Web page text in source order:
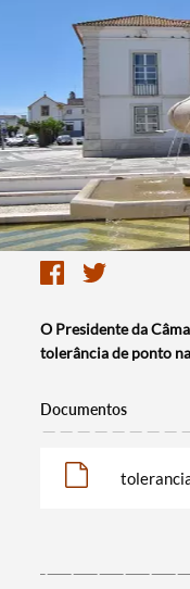
O Presidente da
tolerância de ponto
Documentos